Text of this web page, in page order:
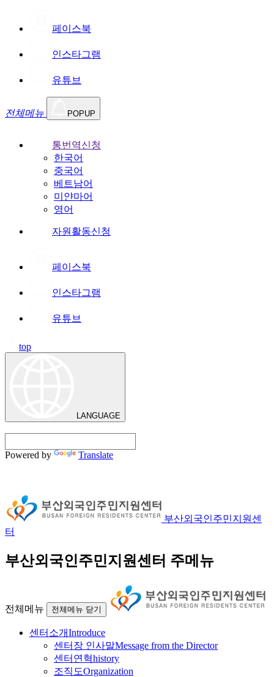
페이스북
인스타그램
유튜브
전체메뉴 POPUP
통번역신청
한국어
중국어
베트남어
미얀마어
영어
자원활동신청
페이스북
인스타그램
유튜브
top
LANGUAGE
Powered by Translate
부산외국인주민지원센
터
부산외국인주민지원센터 주메뉴
전체메뉴 전체메뉴 닫기
센터소개Introduce
센터장 인사말Message from the Director
센터연혁history
조직도Organization